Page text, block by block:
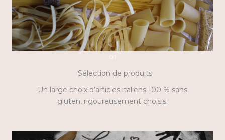
Sélection de produits
Un large choix d’articles italiens 100 % sans
gluten, rigoureusement choisis.